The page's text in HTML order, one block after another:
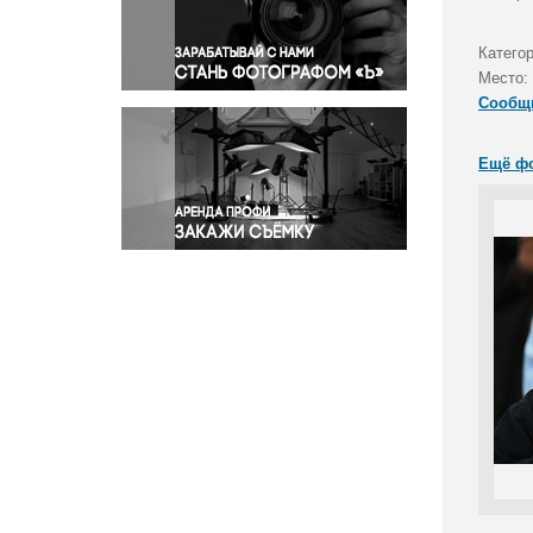
Правосудие
Происшествия и конфликты
Религия
Светская жизнь
Спорт
Экология
Экономика и бизнес
Место:
Ещё